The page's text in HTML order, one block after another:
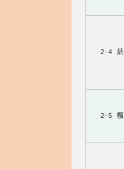
2-4 菸
2-5 檳